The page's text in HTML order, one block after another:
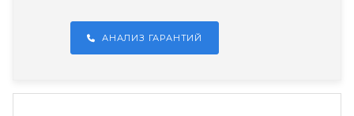
АНАЛИЗ ГАРАНТИЙ